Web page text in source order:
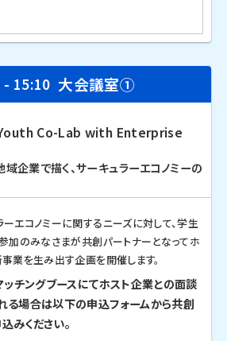
- 15:10 大会議室①
Co-Lab with Enterprise
企業で描く、サーキュラーエコノミーの
エコノミーに関するニーズに対して、学生
加のみなさまが共創パートナーとなってホ
業を生み出す企画を開催します。
チングブースにてホスト企業との面談
る場合は以下の申込フォームから共創
みください。